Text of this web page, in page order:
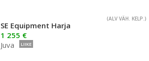
(ALV VÄH. KELP.)
SE Equipment Harja
1 255 €
Juva
LIIKE